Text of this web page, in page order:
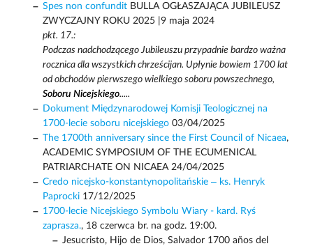
Spes non confunditBULLA OGŁASZAJĄCA JUBILEUSZ
ZWYCZAJNY ROKU 2025 |9 maja 2024
pkt. 17.:
Podczas nadchodzącego Jubileuszu przypadnie bardzo ważna
rocznica dla wszystkich chrześcijan. Upłynie bowiem 1700 lat
od obchodów pierwszego wielkiego soboru powszechnego,
Soboru Nicejskiego.....
Dokument Międzynarodowej Komisji Teologicznej na
1700-lecie soboru nicejskiego03/04/2025
The 1700th anniversary since the First Council of Nicaea,
ACADEMIC SYMPOSIUM OF THE ECUMENICAL
PATRIARCHATE ON NICAEA 24/04/2025
Credo nicejsko-konstantynopolitańskie – ks. Henryk
Paprocki17/12/2025
1700-lecie Nicejskiego Symbolu Wiary - kard. Ryś
zaprasza., 18 czerwca br. na godz. 19:00.
Jesucristo, Hijo de Dios, Salvador 1700 años del